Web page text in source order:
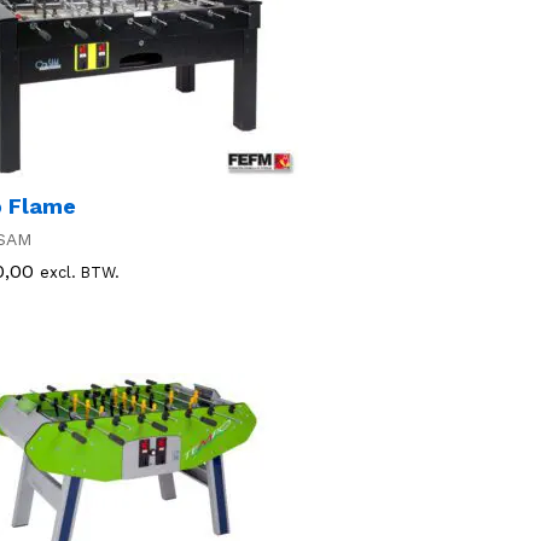
Flame
excl. BTW.